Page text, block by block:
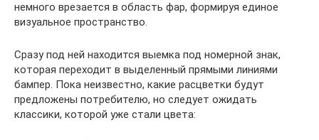
немного врезается в область фар, формируя единое
визуальное пространство.
Сразу под ней находится выемка под номерной знак,
которая переходит в выделенный прямыми линиями
бампер. Пока неизвестно, какие расцветки будут
предложены потребителю, но следует ожидать
классики, которой уже стали цвета: